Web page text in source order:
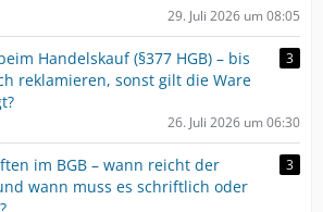
29. Juli 2026 um 08:05
Handelskauf (§377 HGB) – bis
reklamieren, sonst gilt die Ware
3
26. Juli 2026 um 06:30
im BGB – wann reicht der
wann muss es schriftlich oder
3